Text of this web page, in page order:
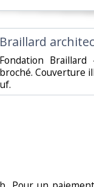
Couverture